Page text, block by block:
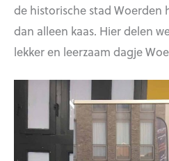
de historische stad Woerden
dan alleen kaas. Hier delen
lekker en leerzaam dagje